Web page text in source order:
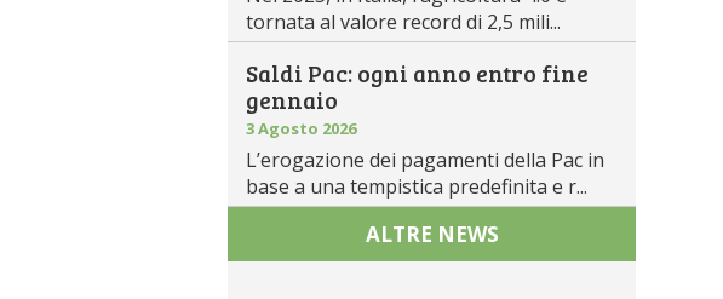
tornata al valore record di 2,5 mili...
Saldi Pac: ogni anno entro fine
gennaio
3 Agosto 2026
L’erogazione dei pagamenti della Pac in
base a una tempistica predefinita e r...
ALTRE NEWS